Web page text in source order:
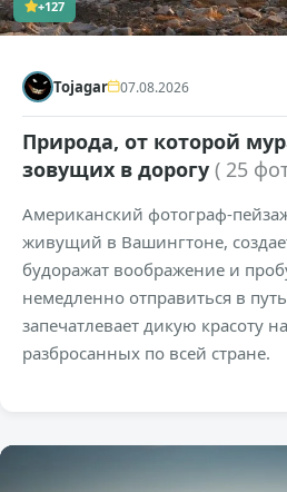
+127
Tojagar 07.08.2026
Природа, от которой
зовущих в дорогу ( 25
Американский фотограф-
живущий в Вашингтоне,
будоражат воображение и
немедленно отправиться в
запечатлевает дикую красоту
разбросанных по всей стране.